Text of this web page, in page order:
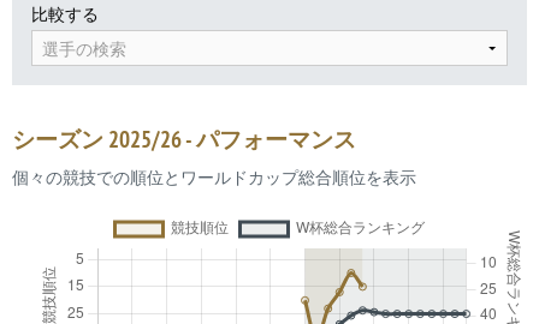
比較する
選手の検索
シーズン 2025/26 - パフォーマンス
個々の競技での順位とワールドカップ総合順位を表示